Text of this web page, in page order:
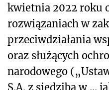
kwietnia 2022 roku
rozwiązaniach w
przeciwdziałania
oraz służących
narodowego
S.A. z siedzibą w ...